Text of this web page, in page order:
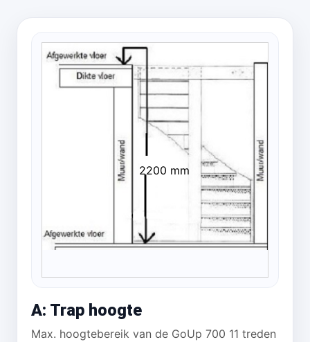
2200 mm
A: Trap hoogte
Max. hoogtebereik van de GoUp 700 11 treden